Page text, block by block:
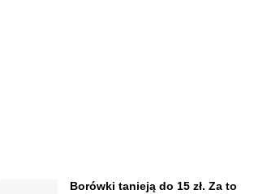
Borówki tanieją do 15 zł. Za to